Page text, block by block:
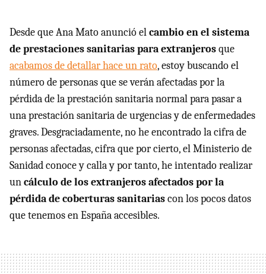
Desde que Ana Mato anunció elcambio en el sistema
de prestaciones sanitarias para extranjerosque
acabamos de detallar hace un rato, estoy buscando el
número de personas que se verán afectadas por la
pérdida de la prestación sanitaria normal para pasar a
una prestación sanitaria de urgencias y de enfermedades
graves. Desgraciadamente, no he encontrado la cifra de
personas afectadas, cifra que por cierto, el Ministerio de
Sanidad conoce y calla y por tanto, he intentado realizar
uncálculo de los extranjeros afectados por la
pérdida de coberturas sanitariascon los pocos datos
que tenemos en España accesibles.